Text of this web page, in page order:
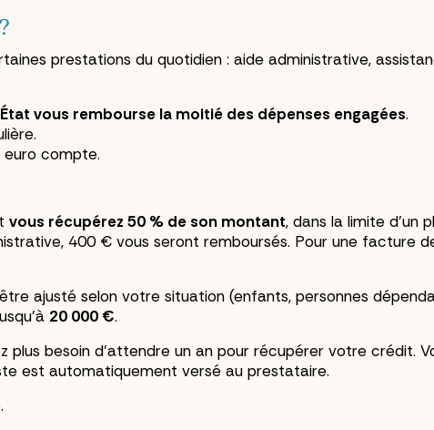
prestations du quotidien : aide administrative,
vous rembourse la moitié des dépenses engagées.
euro compte.
vous récupérez 50 % de son montant, dans la limite d'un
400 € vous seront remboursés. Pour une facture
ajusté selon votre situation (enfants, personnes
20 000 €.
plus besoin d'attendre un an pour récupérer votre crédit.
est automatiquement versé au prestataire.